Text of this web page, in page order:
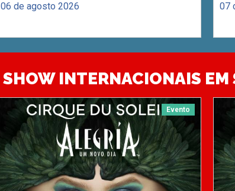
06 de agosto 2026 07
SHOW INTERNACIONAIS EM
Evento